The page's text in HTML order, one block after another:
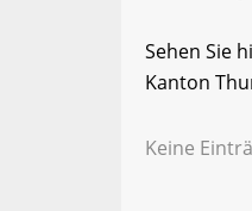
Sehen Sie
Kanton
Keine